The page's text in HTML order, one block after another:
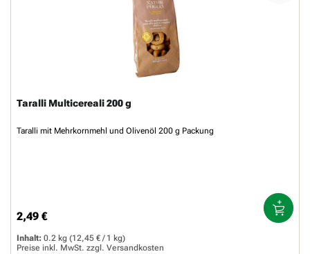
Taralli Multicereali 200 g
Taralli mit Mehrkornmehl und Olivenöl 200 g Packung
Regulärer Preis:
2,49 €
Inhalt: 0.2 kg (12,45 € / 1 kg)
Preise inkl. MwSt. zzgl. Versandkosten